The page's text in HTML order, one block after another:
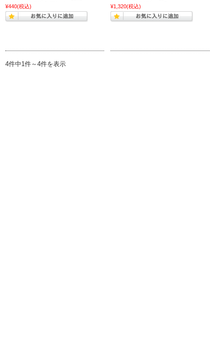
¥440(税込)
¥1,320(税込)
4件中1件～4件を表示